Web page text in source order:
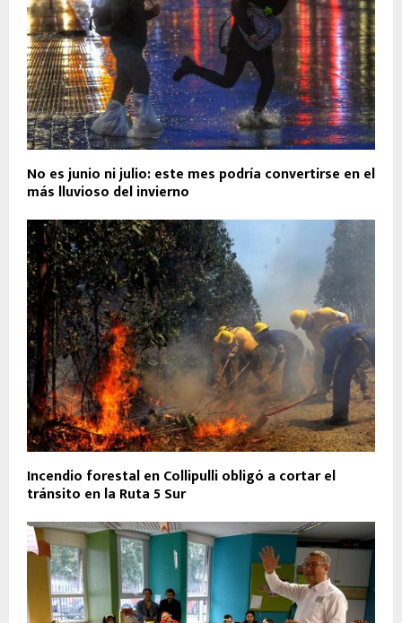
No es junio ni julio: este mes podría convertirse en el
más lluvioso del invierno
Incendio forestal en Collipulli obligó a cortar el
tránsito en la Ruta 5 Sur